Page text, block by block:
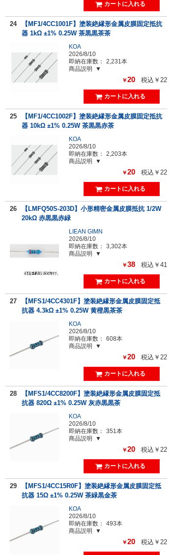
24
【MF1/4CC1001F】塗装絶縁形金属皮膜固定抵抗
器 1kΩ ±1% 0.25W 茶黒黒茶茶
KOA
2026/8/10
即納在庫数：
2,231本
商品説明
￥20 税込￥22
25
【MF1/4CC1002F】塗装絶縁形金属皮膜固定抵抗
器 10kΩ ±1% 0.25W 茶黒黒赤茶
KOA
2026/8/10
即納在庫数：
2,203本
商品説明
￥20 税込￥22
26
【LMFQ50S-203D】小形精密金属皮膜抵抗 1/2W
20kΩ 赤黒黒赤緑
LIEAN GIMN
2026/8/10
即納在庫数：
3,302本
商品説明
￥38 税込￥41
27
【MFS1/4CC4301F】塗装絶縁形金属皮膜固定抵
抗器 4.3kΩ ±1% 0.25W 黄橙黒茶茶
KOA
2026/8/10
即納在庫数：
608本
商品説明
￥20 税込￥22
28
【MFS1/4CC8200F】塗装絶縁形金属皮膜固定抵
抗器 820Ω ±1% 0.25W 灰赤黒黒茶
KOA
2026/8/10
即納在庫数：
351本
商品説明
￥20 税込￥22
29
【MFS1/4CC15R0F】塗装絶縁形金属皮膜固定抵
抗器 15Ω ±1% 0.25W 茶緑黒金茶
KOA
2026/8/10
即納在庫数：
493本
商品説明
￥20 税込￥22